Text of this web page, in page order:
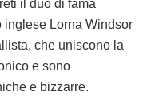
il duo di fama
inglese Lorna Windsor
che uniscono la
e sono
e bizzarre.